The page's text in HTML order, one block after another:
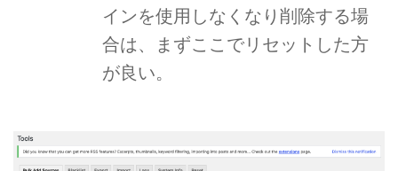
インを使用しなくなり削除する場
合は、まずここでリセットした方
が良い。